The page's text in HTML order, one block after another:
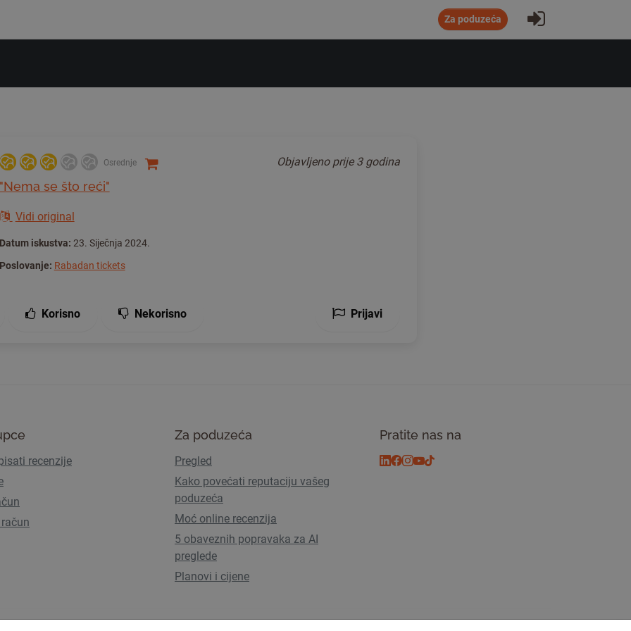
Za poduzeća Prijavite se
Osrednje Objavljeno prije 3 godina
"Nema se što reći"
Vidi original
Datum iskustva: 23. Siječnja 2024.
Poslovanje: Rabadan tickets
Korisno Nekorisno Prijavi
recenzije
Za poduzeća
Pregled
Kako povećati reputaciju vašeg
poduzeća
Moć online recenzija
5 obaveznih popravaka za AI
preglede
Planovi i cijene
Pratite nas na